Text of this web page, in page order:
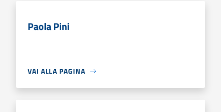
Paola Pini
VAI ALLA PAGINA